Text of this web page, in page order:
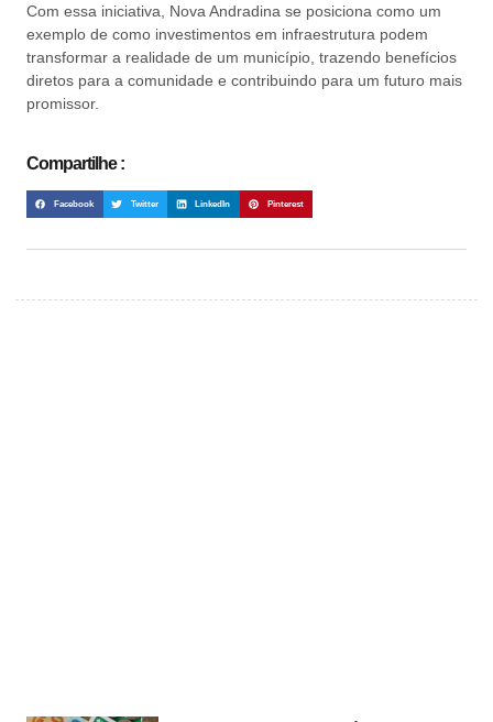
Com essa iniciativa, Nova Andradina se posiciona como um
exemplo de como investimentos em infraestrutura podem
transformar a realidade de um município, trazendo benefícios
diretos para a comunidade e contribuindo para um futuro mais
promissor.
Compartilhe :
Facebook Twitter LinkedIn Pinterest